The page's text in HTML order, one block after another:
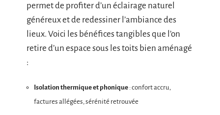
permet de profiter d’un éclairage naturel
généreux et de redessiner l’ambiance des
lieux. Voici les bénéfices tangibles que l’on
retire d’un espace sous les toits bien aménagé
:
Isolation thermique et phonique : confort accru,
factures allégées, sérénité retrouvée